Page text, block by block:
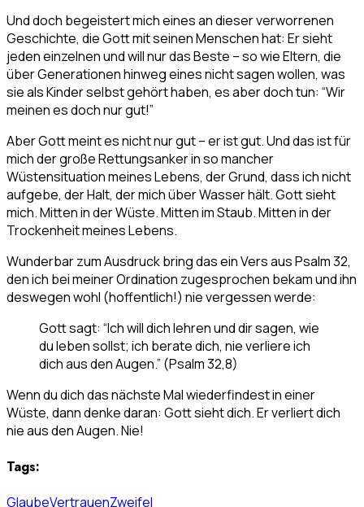
Und doch begeistert mich eines an dieser verworrenen
Geschichte, die Gott mit seinen Menschen hat: Er sieht
jeden einzelnen und will nur das Beste – so wie Eltern, die
über Generationen hinweg eines nicht sagen wollen, was
sie als Kinder selbst gehört haben, es aber doch tun: “Wir
meinen es doch nur gut!”
Aber Gott meint es nicht nur gut – er ist gut. Und das ist für
mich der große Rettungsanker in so mancher
Wüstensituation meines Lebens, der Grund, dass ich nicht
aufgebe, der Halt, der mich über Wasser hält. Gott sieht
mich. Mitten in der Wüste. Mitten im Staub. Mitten in der
Trockenheit meines Lebens.
Wunderbar zum Ausdruck bring das ein Vers aus Psalm 32,
den ich bei meiner Ordination zugesprochen bekam und ihn
deswegen wohl (hoffentlich!) nie vergessen werde:
Gott sagt: “Ich will dich lehren und dir sagen, wie
du leben sollst; ich berate dich, nie verliere ich
dich aus den Augen.” (Psalm 32,8)
Wenn du dich das nächste Mal wiederfindest in einer
Wüste, dann denke daran: Gott sieht dich. Er verliert dich
nie aus den Augen. Nie!
Tags:
GlaubeVertrauenZweifel